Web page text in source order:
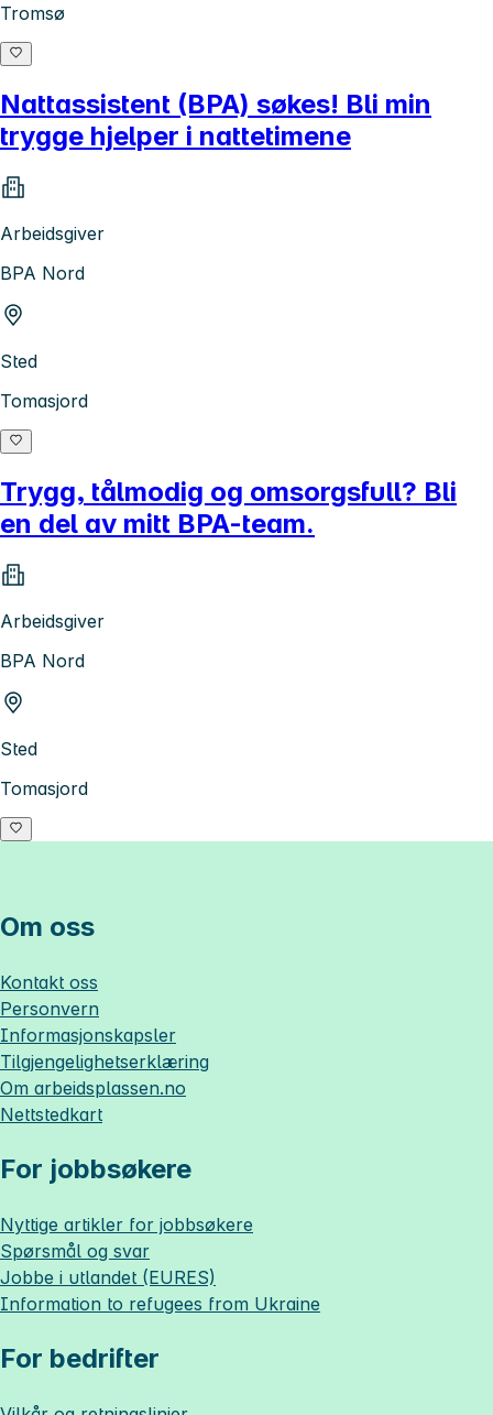
Tromsø
Nattassistent (BPA) søkes! Bli min
trygge hjelper i nattetimene
Arbeidsgiver
BPA Nord
Sted
Tomasjord
Trygg, tålmodig og omsorgsfull? Bli
en del av mitt BPA-team.
Arbeidsgiver
BPA Nord
Sted
Tomasjord
Om oss
Kontakt oss
Personvern
Informasjonskapsler
Tilgjengelighetserklæring
Om arbeidsplassen.no
Nettstedkart
For jobbsøkere
Nyttige artikler for jobbsøkere
Spørsmål og svar
Jobbe i utlandet (EURES)
Information to refugees from Ukraine
For bedrifter